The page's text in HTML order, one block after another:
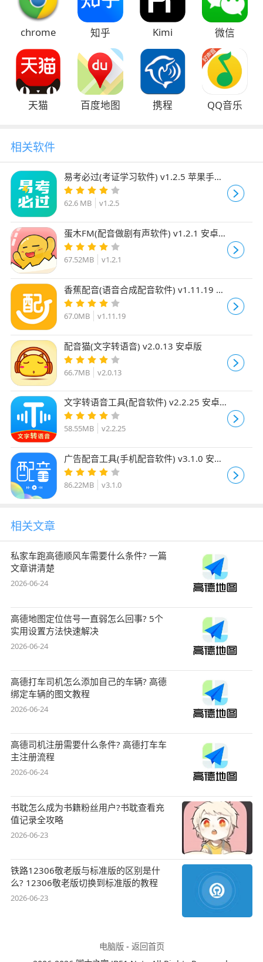
chrome 知乎 Kimi 微信
天猫 百度地图 携程 QQ音乐
相关软件
易考必过(考证学习软件) v1.2.5 苹果手机
版
62.6 MB v1.2.5
蛋木FM(配音做剧有声软件) v1.2.1 安卓
版
67.52MB v1.2.1
香蕉配音(语音合成配音软件) v1.11.19 安
卓手机版
67.0MB v1.11.19
配音猫(文字转语音) v2.0.13 安卓版
66.7MB v2.0.13
文字转语音工具(配音软件) v2.2.25 安卓
版
58.55MB v2.2.25
广告配音工具(手机配音软件) v3.1.0 安卓
版
86.22MB v3.1.0
相关文章
私家车跑高德顺风车需要什么条件? 一篇
文章讲清楚
2026-06-24
高德地图定位信号一直弱怎么回事? 5个
实用设置方法快速解决
2026-06-24
高德打车司机怎么添加自己的车辆? 高德
绑定车辆的图文教程
2026-06-24
高德司机注册需要什么条件? 高德打车车
主注册流程
2026-06-24
书耽怎么成为书籍粉丝用户?书耽查看充
值记录全攻略
2026-06-23
铁路12306敬老版与标准版的区别是什
么? 12306敬老版切换到标准版的教程
2026-06-23
电脑版- 返回首页